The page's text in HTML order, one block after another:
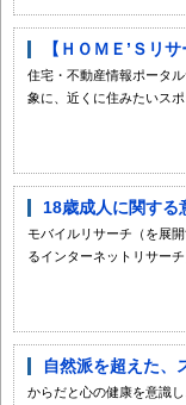
【ＨＯＭＥ’Ｓリ
住宅・不動産情報ポータ
象に、近くに住みたいス
18歳成人に関する
モバイルリサーチ（を展
るインターネットリサー
自然派を超えた
からだと心の健康を意識